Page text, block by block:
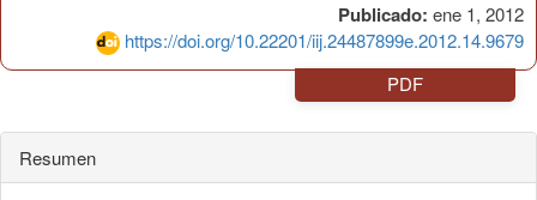
Publicado: ene 1, 2012
https://doi.org/10.22201/iij.24487899e.2012.14.9679
PDF
Resumen